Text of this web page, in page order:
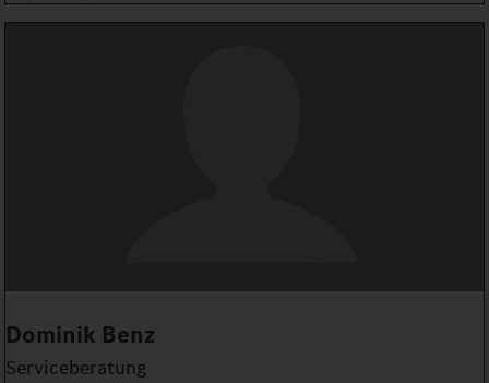
Dominik Benz
Serviceberatung